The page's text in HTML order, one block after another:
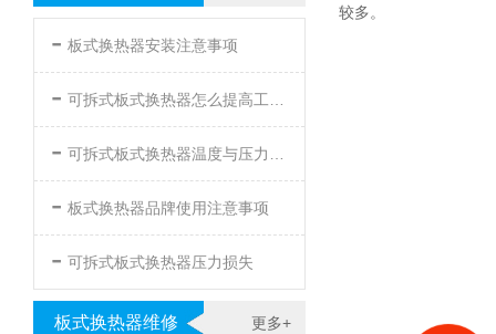
- 板式换热器安装注意事项
- 可拆式板式换热器怎么提高工作效率
- 可拆式板式换热器温度与压力的要求
- 板式换热器品牌使用注意事项
- 可拆式板式换热器压力损失
更多+
板式换热器维修
较多。